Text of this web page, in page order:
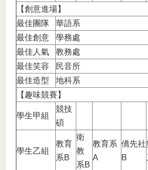
【創意進場】
最佳團隊
華語系
最佳創意
學務處
最佳人氣
教務處
最佳笑容
民音所
最佳造型
地科系
【趣味競賽】
學生甲組
競技
碩
學生乙組
教育
系B
衛
教
系B
教育系
A
僑先社
B